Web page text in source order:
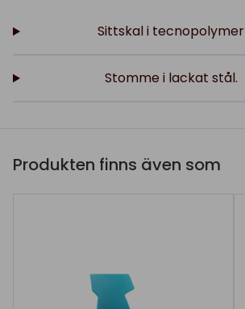
Sittskal i tecnopolymer
Stomme i lackat stål.
Produkten finns även som